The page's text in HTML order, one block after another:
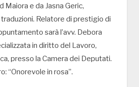
Maiora e da Jasna Geric,
Relatore di prestigio di
sarà l’avv. Debora
in diritto del Lavoro,
presso la Camera dei Deputati.
“Onorevole in rosa”.